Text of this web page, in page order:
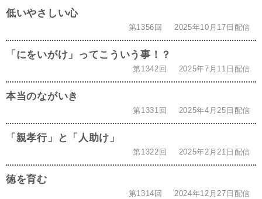
低いやさしい心
第1356回 2025年10月17日配信
「にをいがけ」ってこういう事！？
第1342回 2025年7月11日配信
本当のながいき
第1331回 2025年4月25日配信
「親孝行」と「人助け」
第1322回 2025年2月21日配信
徳を育む
第1314回 2024年12月27日配信